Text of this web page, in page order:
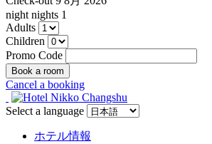
night nights 1
Adults
Children
Promo Code
Cancel a booking
Select a language
ホテル情報